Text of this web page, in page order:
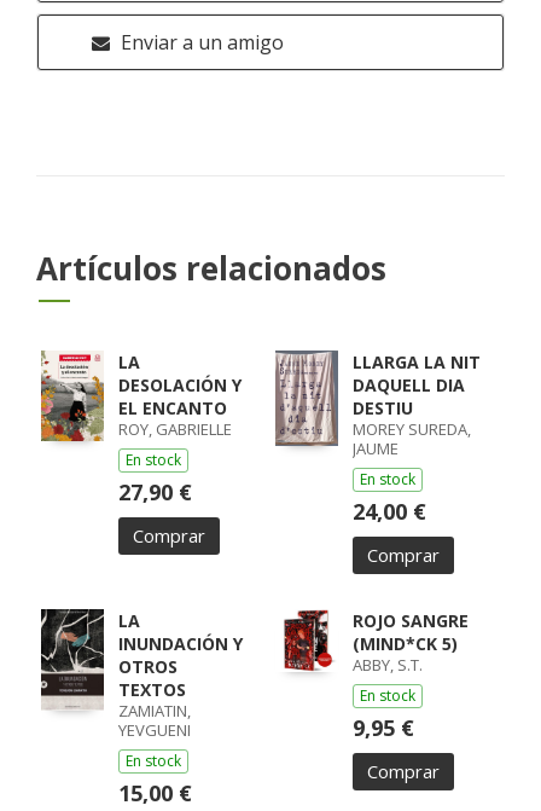
Enviar a un amigo
Artículos relacionados
LA
DESOLACIÓN Y
EL ENCANTO
ROY, GABRIELLE
En stock
27,90 €
Comprar
LLARGA LA NIT
DAQUELL DIA
DESTIU
MOREY SUREDA,
JAUME
En stock
24,00 €
Comprar
LA
INUNDACIÓN Y
OTROS
TEXTOS
ZAMIATIN,
YEVGUENI
En stock
15,00 €
ROJO SANGRE
(MIND*CK 5)
ABBY, S.T.
En stock
9,95 €
Comprar